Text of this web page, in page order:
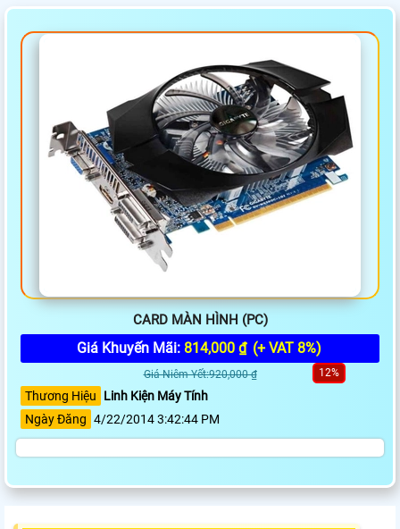
CARD MÀN HÌNH (PC)
Giá Khuyến Mãi: 814,000 ₫ (+ VAT 8%)
Giá Niêm Yết:920,000 ₫ 12%
Thương Hiệu
Linh Kiện Máy Tính
Ngày Đăng 4/22/2014 3:42:44 PM